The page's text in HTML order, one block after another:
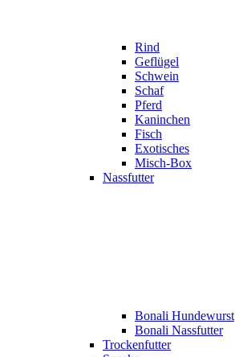
Rind
Geflügel
Schwein
Schaf
Pferd
Kaninchen
Fisch
Exotisches
Misch-Box
Nassfutter
Bonali Hundewurst
Bonali Nassfutter
Trockenfutter